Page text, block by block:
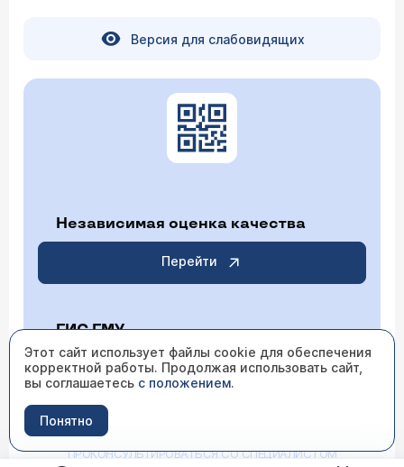
Версия для слабовидящих
Независимая оценка качества
Перейти
ГИС ГМУ
Перейти
ИМЕЮТСЯ ПРОТИВОПОКАЗАНИЯ НЕОБХОДИМО
ПРОКОНСУЛЬТИРОВАТЬСЯ СО СПЕЦИАЛИСТОМ
Этот сайт использует файлы cookie для обеспечения
корректной работы. Продолжая использовать сайт,
вы соглашаетесь с положением.
Понятно